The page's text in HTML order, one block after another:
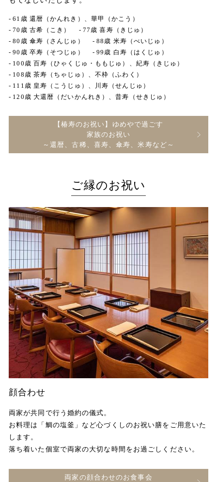
61歳 還暦（かんれき）、華甲（かこう）
70歳 古希（こき）
77歳 喜寿（きじゅ）
80歳 傘寿（さんじゅ）
88歳 米寿（べいじゅ）
90歳 卒寿（そつじゅ）
99歳 白寿（はくじゅ）
100歳 百寿（ひゃくじゅ・ももじゅ）、紀寿（きじゅ）
108歳 茶寿（ちゃじゅ）、不枠（ふわく）
111歳 皇寿（こうじゅ）、川寿（せんじゅ）
120歳 大還暦（だいかんれき）、昔寿（せきじゅ）
【椿寿のお祝い】ゆめやで過ごす
家族のお祝い
～還暦、古稀、喜寿、傘寿、米寿など～
ご縁のお祝い
顔合わせ
両家が共同で行う婚約の儀式。
お料理は「鯛の塩釜」など心づくしのお祝い膳をご用意いた
します。
落ち着いた個室で両家の大切な時間をお過ごしください。
両家の顔合わせのお食事会